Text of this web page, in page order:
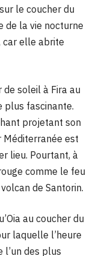
le coucher du
de la vie nocturne
car elle abrite
soleil à Fira au
plus fascinante.
projetant son
est
lieu. Pourtant, à
comme le feu
de Santorin.
au coucher du
laquelle l’heure
l’un des plus